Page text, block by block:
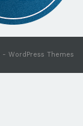
- WordPress Themes